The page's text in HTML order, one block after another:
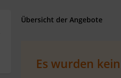
Übersicht der Angebote
Es wurden